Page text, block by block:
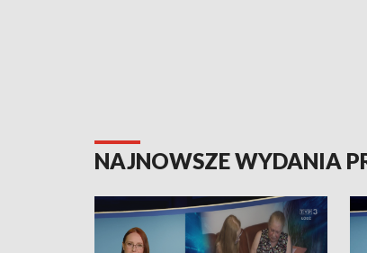
NAJNOWSZE WYDANIA